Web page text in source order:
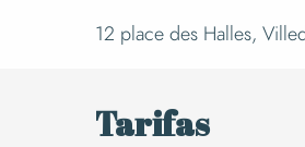
12 place des Halles,
Tarifas